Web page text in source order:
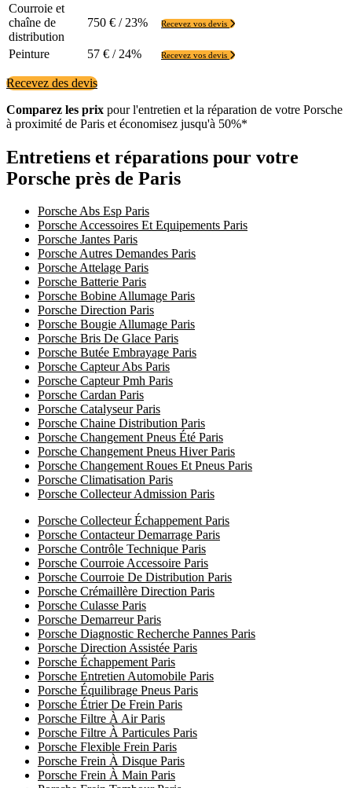
Courroie et
chaîne de
distribution
750 € / 23% Recevez vos devis
Peinture 57 € / 24% Recevez vos devis
Recevez des devis
Comparez les prix pour l'entretien et la réparation de votre Porsche
à proximité de Paris et économisez jusqu'à 50%*
Entretiens et réparations pour votre
Porsche près de Paris
Porsche Abs Esp Paris
Porsche Accessoires Et Equipements Paris
Porsche Jantes Paris
Porsche Autres Demandes Paris
Porsche Attelage Paris
Porsche Batterie Paris
Porsche Bobine Allumage Paris
Porsche Direction Paris
Porsche Bougie Allumage Paris
Porsche Bris De Glace Paris
Porsche Butée Embrayage Paris
Porsche Capteur Abs Paris
Porsche Capteur Pmh Paris
Porsche Cardan Paris
Porsche Catalyseur Paris
Porsche Chaine Distribution Paris
Porsche Changement Pneus Été Paris
Porsche Changement Pneus Hiver Paris
Porsche Changement Roues Et Pneus Paris
Porsche Climatisation Paris
Porsche Collecteur Admission Paris
Porsche Collecteur Échappement Paris
Porsche Contacteur Demarrage Paris
Porsche Contrôle Technique Paris
Porsche Courroie Accessoire Paris
Porsche Courroie De Distribution Paris
Porsche Crémaillère Direction Paris
Porsche Culasse Paris
Porsche Demarreur Paris
Porsche Diagnostic Recherche Pannes Paris
Porsche Direction Assistée Paris
Porsche Échappement Paris
Porsche Entretien Automobile Paris
Porsche Équilibrage Pneus Paris
Porsche Étrier De Frein Paris
Porsche Filtre À Air Paris
Porsche Filtre À Particules Paris
Porsche Flexible Frein Paris
Porsche Frein À Disque Paris
Porsche Frein À Main Paris